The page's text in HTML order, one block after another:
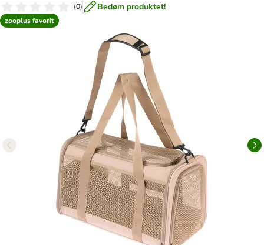
(0) Bedøm produktet!
zooplus favorit